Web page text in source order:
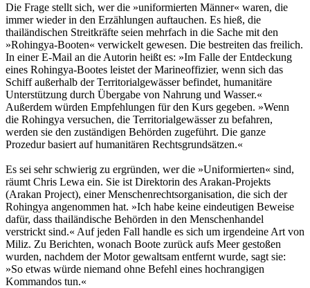
Die Frage stellt sich, wer die »uniformierten Männer« waren, die
immer wieder in den Erzählungen auftauchen. Es hieß, die
thailändischen Streitkräfte seien mehrfach in die Sache mit den
»Rohingya-Booten« verwickelt gewesen. Die bestreiten das freilich.
In einer E-Mail an die Autorin heißt es: »Im Falle der Entdeckung
eines Rohingya-Bootes leistet der Marineoffizier, wenn sich das
Schiff außerhalb der Territorialgewässer befindet, humanitäre
Unterstützung durch Übergabe von Nahrung und Wasser.«
Außerdem würden Empfehlungen für den Kurs gegeben. »Wenn
die Rohingya versuchen, die Territorialgewässer zu befahren,
werden sie den zuständigen Behörden zugeführt. Die ganze
Prozedur basiert auf humanitären Rechtsgrundsätzen.«
Es sei sehr schwierig zu ergründen, wer die »Uniformierten« sind,
räumt Chris Lewa ein. Sie ist Direktorin des Arakan-Projekts
(Arakan Project), einer Menschenrechtsorganisation, die sich der
Rohingya angenommen hat. »Ich habe keine eindeutigen Beweise
dafür, dass thailändische Behörden in den Menschenhandel
verstrickt sind.« Auf jeden Fall handle es sich um irgendeine Art von
Miliz. Zu Berichten, wonach Boote zurück aufs Meer gestoßen
wurden, nachdem der Motor gewaltsam entfernt wurde, sagt sie:
»So etwas würde niemand ohne Befehl eines hochrangigen
Kommandos tun.«